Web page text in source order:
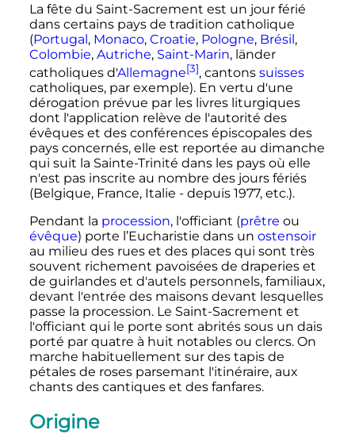
La fête du Saint-Sacrement est un jour férié
dans certains pays de tradition catholique
(Portugal, Monaco, Croatie, Pologne, Brésil,
Colombie, Autriche, Saint-Marin, länder
catholiques d'Allemagne[3], cantons suisses
catholiques, par exemple). En vertu d'une
dérogation prévue par les livres liturgiques
dont l'application relève de l'autorité des
évêques et des conférences épiscopales des
pays concernés, elle est reportée au dimanche
qui suit la Sainte-Trinité dans les pays où elle
n'est pas inscrite au nombre des jours fériés
(Belgique, France, Italie - depuis 1977, etc.).
Pendant la procession, l'officiant (prêtre ou
évêque) porte l’Eucharistie dans un ostensoir
au milieu des rues et des places qui sont très
souvent richement pavoisées de draperies et
de guirlandes et d'autels personnels, familiaux,
devant l'entrée des maisons devant lesquelles
passe la procession. Le Saint-Sacrement et
l'officiant qui le porte sont abrités sous un dais
porté par quatre à huit notables ou clercs. On
marche habituellement sur des tapis de
pétales de roses parsemant l'itinéraire, aux
chants des cantiques et des fanfares.
Origine